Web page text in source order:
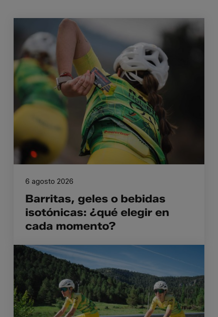
Barritas, geles o bebidas
isotónicas: ¿qué elegir en
cada momento?
6 agosto 2026